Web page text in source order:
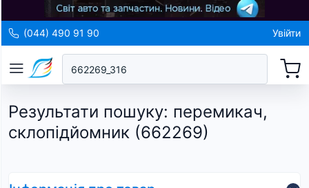
(044) 490 91 90 Увійти
Результати пошуку: перемикач,
склопідйомник (662269)